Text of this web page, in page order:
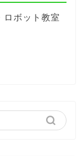
ロボット教室